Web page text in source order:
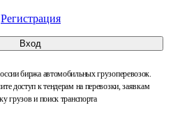
Регистрация
Вход
биржа автомобильных грузоперевозок.
доступ к тендерам на перевозки, заявкам
грузов и поиск транспорта